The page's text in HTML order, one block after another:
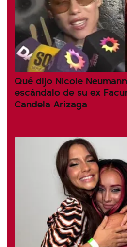
Qué dijo Nicole
escándalo de su ex
Candela Arizaga